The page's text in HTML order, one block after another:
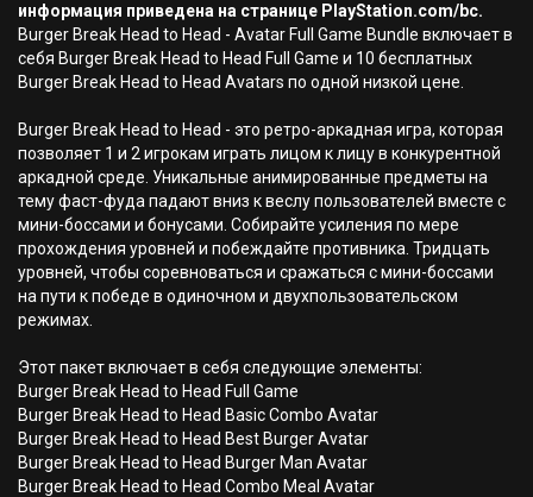
информация приведена на странице PlayStation.com/bc.
Burger Break Head to Head - Avatar Full Game Bundle включает в
себя Burger Break Head to Head Full Game и 10 бесплатных
Burger Break Head to Head Avatars по одной низкой цене.
Burger Break Head to Head - это ретро-аркадная игра, которая
позволяет 1 и 2 игрокам играть лицом к лицу в конкурентной
аркадной среде. Уникальные анимированные предметы на
тему фаст-фуда падают вниз к веслу пользователей вместе с
мини-боссами и бонусами. Собирайте усиления по мере
прохождения уровней и побеждайте противника. Тридцать
уровней, чтобы соревноваться и сражаться с мини-боссами
на пути к победе в одиночном и двухпользовательском
режимах.
Этот пакет включает в себя следующие элементы:
Burger Break Head to Head Full Game
Burger Break Head to Head Basic Combo Avatar
Burger Break Head to Head Best Burger Avatar
Burger Break Head to Head Burger Man Avatar
Burger Break Head to Head Combo Meal Avatar